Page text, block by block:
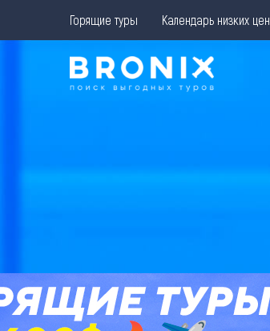
Горящие туры Календарь низких цен